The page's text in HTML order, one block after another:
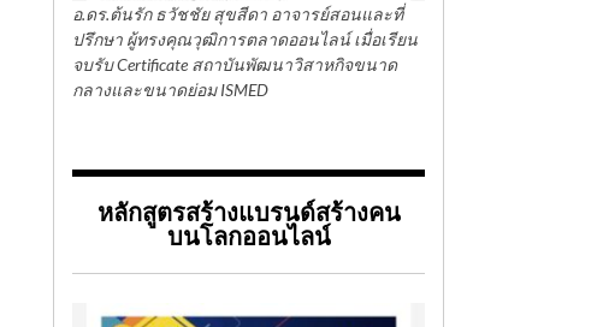
อ.ดร.ต้นรัก ธวัชชัย สุขสีดา อาจารย์สอนและที่
ปรึกษา ผู้ทรงคุณวุฒิการตลาดออนไลน์ เมื่อเรียน
จบรับ Certificate สถาบันพัฒนาวิสาหกิจขนาด
กลางและขนาดย่อม ISMED
หลักสูตรสร้างแบรนด์สร้างคน
บนโลกออนไลน์